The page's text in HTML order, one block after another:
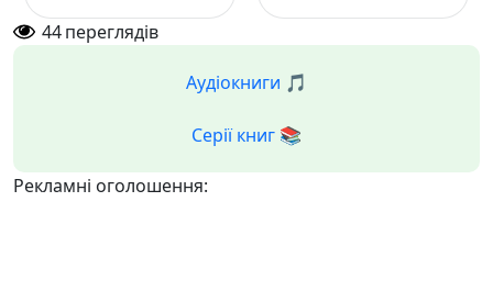
44переглядів
Аудіокниги 🎵
Серії книг 📚
Рекламні оголошення: